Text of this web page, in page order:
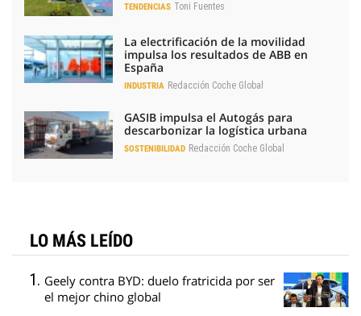
TENDENCIAS Toni Fuentes
La electrificación de la movilidad
impulsa los resultados de ABB en
España
INDUSTRIA Redacción Coche Global
GASIB impulsa el Autogás para
descarbonizar la logística urbana
SOSTENIBILIDAD Redacción Coche Global
LO MÁS LEÍDO
Geely contra BYD: duelo fratricida por ser
el mejor chino global